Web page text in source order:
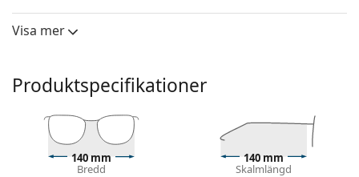
Armani Exchange 0AX4104S 80788G 61är solglasögon
för män.
virtuella provningsfunktion.
Den svarta färgen på ramen passar perfekt till en
kall hudton och ljusblont, ljusbrunt eller svart hår.
Rektangulära solglasögonramar
är ett idealiskt val
Visa mer
Produktspecifikationer
140 mm
Bredd
140 mm
Skalmlängd